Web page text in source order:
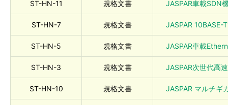
ST-HN-11 規格文書 JASPAR車載SDN
ST-HN-7 規格文書 JASPAR 10BASE-
ST-HN-5 規格文書 JASPAR車載
ST-HN-3 規格文書 JASPAR次世代高
ST-HN-10 規格文書 JASPAR マルチギ